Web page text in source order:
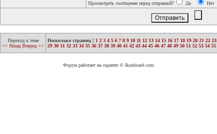
Просмотреть сообщение перед отправкой?
Да Нет
Переход к теме
<< Назад Вперед >>
Несколько страниц [ 1 2 3 4 5 6 7 8 9 10 11 12 13 14 15 16 17 18 19 20 21 22 23
29 30 31 32 33 34 35 36 37 38 39 40 41 42 43 44 45 46 47 48 49 50 51 52 53 54 55
Форум работает на скрипте © Ikonboard.com